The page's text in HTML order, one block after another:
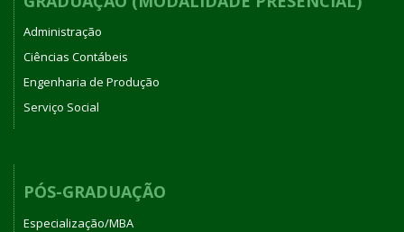
Administração
Ciências Contábeis
Engenharia de Produção
Serviço Social
PÓS-GRADUAÇÃO
Especialização/MBA